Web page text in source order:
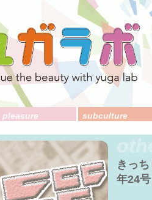
pleasure subculture
きっ
年24